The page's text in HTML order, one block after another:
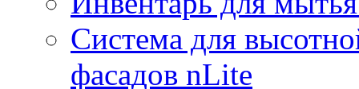
Система для
фасадов nLite